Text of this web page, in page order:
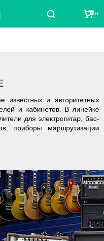
Поиск 0
и авторитетных
и кабинетов. В линейке
для электрогитар, бас-
приборы маршрутизации